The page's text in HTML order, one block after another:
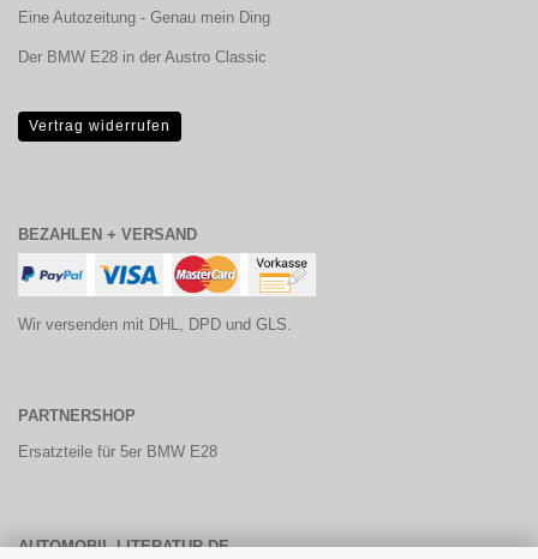
Eine Autozeitung - Genau mein Ding
Der BMW E28 in der Austro Classic
Vertrag widerrufen
BEZAHLEN + VERSAND
Wir versenden mit DHL, DPD und GLS.
PARTNERSHOP
Ersatzteile für 5er BMW E28
AUTOMOBIL-LITERATUR.DE